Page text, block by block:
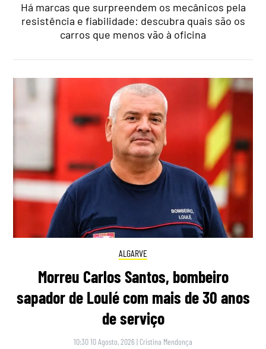
Há marcas que surpreendem os mecânicos pela
resistência e fiabilidade: descubra quais são os
carros que menos vão à oficina
ALGARVE
Morreu Carlos Santos, bombeiro
sapador de Loulé com mais de 30 anos
de serviço
10:30 10 Agosto, 2026 | Cristina Mendonça